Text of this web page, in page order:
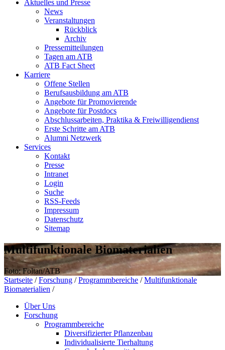
Aktuelles und Presse
News
Veranstaltungen
Rückblick
Archiv
Pressemitteilungen
Tagen am ATB
ATB Fact Sheet
Karriere
Offene Stellen
Berufsausbildung am ATB
Angebote für Promovierende
Angebote für Postdocs
Abschlussarbeiten, Praktika & Freiwilligendienst
Erste Schritte am ATB
Alumni Netzwerk
Services
Kontakt
Presse
Intranet
Login
Suche
RSS-Feeds
Impressum
Datenschutz
Sitemap
Multifunktionale Biomaterialien
Foto: Foltan/ATB
Startseite / Forschung / Programmbereiche / Multifunktionale
Biomaterialien /
Über Uns
Forschung
Programmbereiche
Diversifizierter Pflanzenbau
Individualisierte Tierhaltung